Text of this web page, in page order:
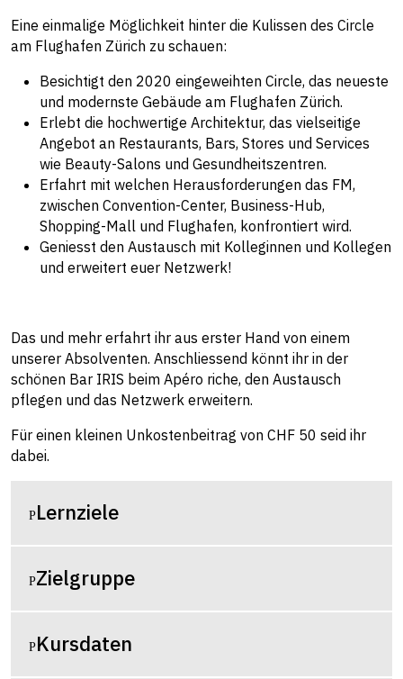
Eine einmalige Möglichkeit hinter die Kulissen des Circle
am Flughafen Zürich zu schauen:
Besichtigt den 2020 eingeweihten Circle, das neueste
und modernste Gebäude am Flughafen Zürich.
Erlebt die hochwertige Architektur, das vielseitige
Angebot an Restaurants, Bars, Stores und Services
wie Beauty-Salons und Gesundheitszentren.
Erfahrt mit welchen Herausforderungen das FM,
zwischen Convention-Center, Business-Hub,
Shopping-Mall und Flughafen, konfrontiert wird.
Geniesst den Austausch mit Kolleginnen und Kollegen
und erweitert euer Netzwerk!
Das und mehr erfahrt ihr aus erster Hand von einem
unserer Absolventen. Anschliessend könnt ihr in der
schönen Bar IRIS beim Apéro riche, den Austausch
pflegen und das Netzwerk erweitern.
Für einen kleinen Unkostenbeitrag von CHF 50 seid ihr
dabei.
Lernziele
Zielgruppe
Kursdaten